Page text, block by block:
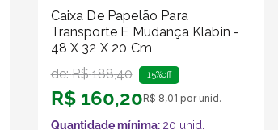
Caixa De Papelão Para
Transporte E Mudança Klabin -
48 X 32 X 20 Cm
de:R$ 188,40 15%off
R$ 160,20R$ 8,01 por unid.
Quantidade mínima: 20 unid.